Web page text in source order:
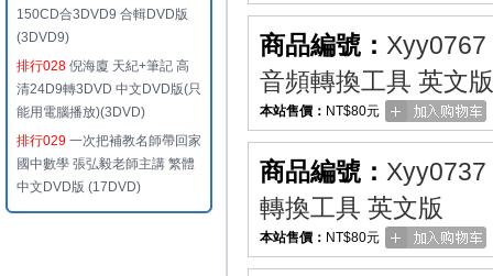
150CD合3DVD9 合輯DVD版
(3DVD9)
排行028 倪海廈 天紀+筆記 高
清24D9轉3DVD 中文DVD版(只
能用電腦播放)(3DVD)
排行029 一次把補教名師帶回家
國中數學 張弘毅老師主講 繁體
中文DVD版 (17DVD)
商品編號： Xyy0767
音頻轉換工具 英文版
本站售價： NT$80元
商品編號： Xyy0737
轉換工具 英文版
本站售價： NT$80元